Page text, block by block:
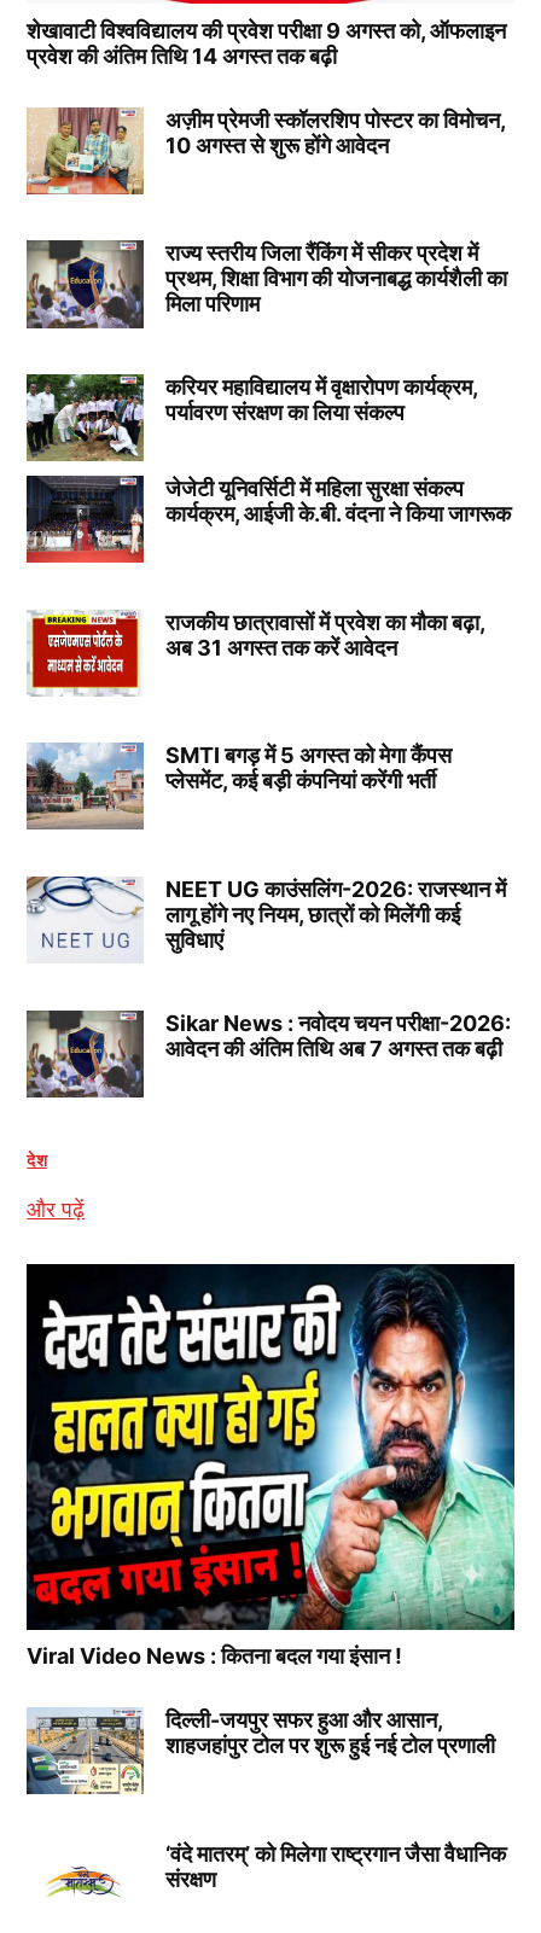
शेखावाटी विश्वविद्यालय की प्रवेश परीक्षा 9 अगस्त को, ऑफलाइन
प्रवेश की अंतिम तिथि 14 अगस्त तक बढ़ी
अज़ीम प्रेमजी स्कॉलरशिप पोस्टर का विमोचन,
10 अगस्त से शुरू होंगे आवेदन
राज्य स्तरीय जिला रैंकिंग में सीकर प्रदेश में
प्रथम, शिक्षा विभाग की योजनाबद्ध कार्यशैली का
मिला परिणाम
करियर महाविद्यालय में वृक्षारोपण कार्यक्रम,
पर्यावरण संरक्षण का लिया संकल्प
जेजेटी यूनिवर्सिटी में महिला सुरक्षा संकल्प
कार्यक्रम, आईजी के.बी. वंदना ने किया जागरूक
राजकीय छात्रावासों में प्रवेश का मौका बढ़ा,
अब 31 अगस्त तक करें आवेदन
SMTI बगड़ में 5 अगस्त को मेगा कैंपस
प्लेसमेंट, कई बड़ी कंपनियां करेंगी भर्ती
NEET UG काउंसलिंग-2026: राजस्थान में
लागू होंगे नए नियम, छात्रों को मिलेंगी कई
सुविधाएं
Sikar News : नवोदय चयन परीक्षा-2026:
आवेदन की अंतिम तिथि अब 7 अगस्त तक बढ़ी
देश
और पढ़ें
Viral Video News : कितना बदल गया इंसान !
दिल्ली-जयपुर सफर हुआ और आसान,
शाहजहांपुर टोल पर शुरू हुई नई टोल प्रणाली
‘वंदे मातरम्’ को मिलेगा राष्ट्रगान जैसा वैधानिक
संरक्षण